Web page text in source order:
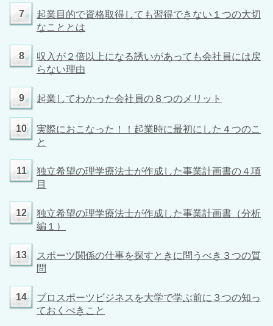
7
起業目的で資格取得しても習得できない１つの大切
なこととは
8
収入が２倍以上になる誘いがあっても会社員には戻
らない理由
9 起業してわかった会社員の８つのメリット
10
実際におこなった！！起業時に最初にした４つのこ
と
11
独立希望の理学療法士が作成した事業計画書の４項
目
12
独立希望の理学療法士が作成した事業計画書（分析
編１）
13
スポーツ関係の仕事を探すときに問うべき３つの質
問
14
プロスポーツビジネスを大学で学ぶ前に３つの知っ
ておくべきこと